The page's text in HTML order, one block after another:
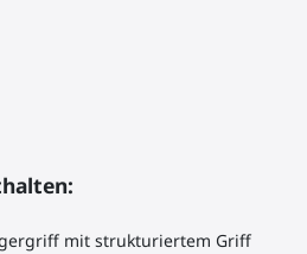
mit strukturiertem Griff